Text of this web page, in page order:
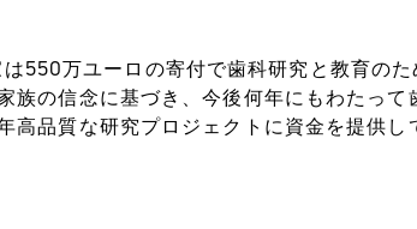
550万ユーロの寄付で歯科研究と教育のた
族の信念に基づき、今後何年にもわたっ
品質な研究プロジェクトに資金を提供し